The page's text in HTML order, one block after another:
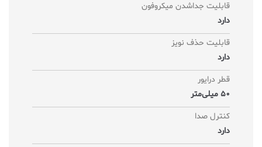
قابلیت جداشدن میکروفون
دارد
قابلیت حذف نویز
دارد
قطر درایور
50 میلی‌متر
کنترل صدا
دارد